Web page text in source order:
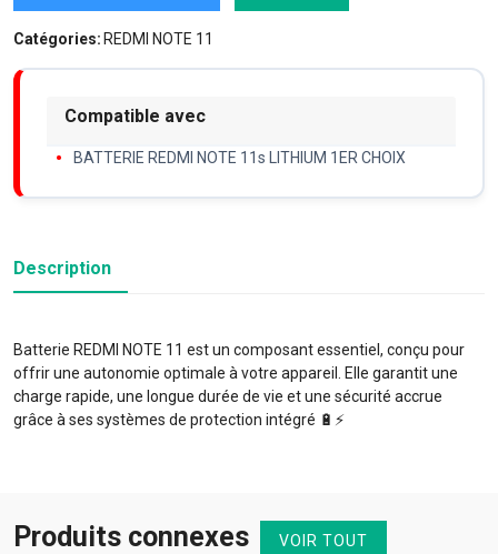
Catégories: REDMI NOTE 11
Compatible avec
BATTERIE REDMI NOTE 11s LITHIUM 1ER CHOIX
Description
Batterie REDMI NOTE 11 est un composant essentiel, conçu pour
offrir une autonomie optimale à votre appareil. Elle garantit une
charge rapide, une longue durée de vie et une sécurité accrue
grâce à ses systèmes de protection intégré 🔋⚡️
Produits connexes VOIR TOUT